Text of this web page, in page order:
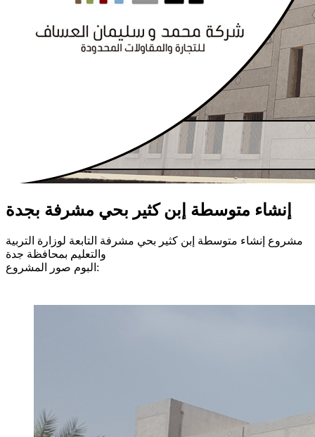
إنشاء متوسطة إبن كثير بحي مشرفة بجدة
مشروع إنشاء متوسطة إبن كثير بحي مشرفة التابعة لوزارة التربية
والتعليم بمحافظة جدة
البوم صور المشروع: